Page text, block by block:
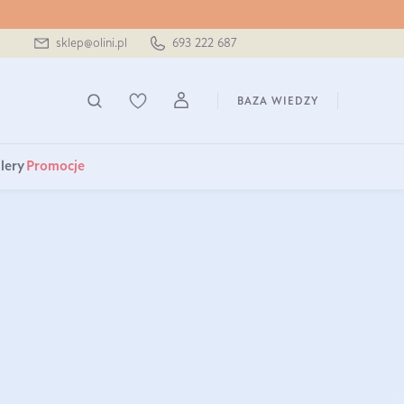
sklep@olini.pl 693 222 687
BAZA WIEDZY
Promocje